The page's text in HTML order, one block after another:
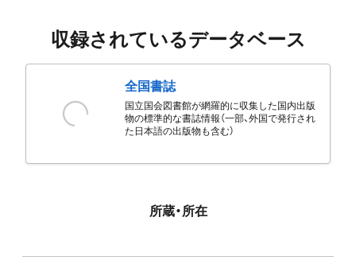
収録されているデータベース
全国書誌
国立国会図書館が網羅的に収集した国内出版
物の標準的な書誌情報（一部、外国で発行され
た日本語の出版物も含む）
所蔵・所在